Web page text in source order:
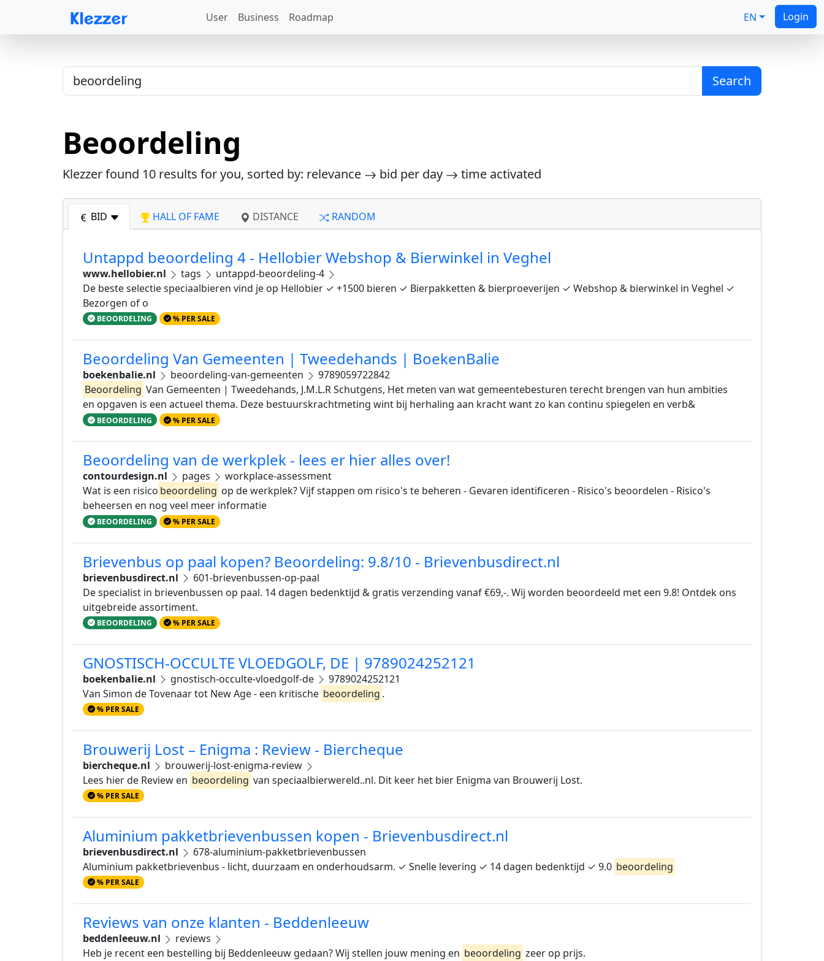
User Business Roadmap EN Login
Search
Beoordeling
Klezzer found 10 results for you, sorted by: relevance bid per day time activated
BID HALL OF FAME DISTANCE RANDOM
Untappd beoordeling 4 - Hellobier Webshop & Bierwinkel in Veghel
www.hellobier.nl tags
untappd-beoordeling-4
De beste selectie speciaalbieren vind je op Hellobier ✓ +1500 bieren ✓ Bierpakketten & bierproeverijen ✓ Webshop & bierwinkel in Veghel ✓
Bezorgen of o
BEOORDELING % PER SALE
Beoordeling Van Gemeenten | Tweedehands | BoekenBalie
boekenbalie.nl beoordeling-van-gemeenten
9789059722842
Beoordeling Van Gemeenten | Tweedehands, J.M.L.R Schutgens, Het meten van wat gemeentebesturen terecht brengen van hun ambities
en opgaven is een actueel thema. Deze bestuurskrachtmeting wint bij herhaling aan kracht want zo kan continu spiegelen en verb&
BEOORDELING % PER SALE
Beoordeling van de werkplek - lees er hier alles over!
contourdesign.nl pages
workplace-assessment
Wat is een risico beoordeling op de werkplek? Vijf stappen om risico's te beheren - Gevaren identificeren - Risico's beoordelen - Risico's
beheersen en nog veel meer informatie
BEOORDELING % PER SALE
Brievenbus op paal kopen? Beoordeling: 9.8/10 - Brievenbusdirect.nl
brievenbusdirect.nl
601-brievenbussen-op-paal
De specialist in brievenbussen op paal. 14 dagen bedenktijd & gratis verzending vanaf €69,-. Wij worden beoordeeld met een 9.8! Ontdek ons
uitgebreide assortiment.
BEOORDELING % PER SALE
GNOSTISCH-OCCULTE VLOEDGOLF, DE | 9789024252121
boekenbalie.nl gnostisch-occulte-vloedgolf-de
9789024252121
Van Simon de Tovenaar tot New Age - een kritische beoordeling .
% PER SALE
Brouwerij Lost – Enigma : Review - Biercheque
biercheque.nl
brouwerij-lost-enigma-review
Lees hier de Review en beoordeling van speciaalbierwereld..nl. Dit keer het bier Enigma van Brouwerij Lost.
% PER SALE
Aluminium pakketbrievenbussen kopen - Brievenbusdirect.nl
brievenbusdirect.nl
678-aluminium-pakketbrievenbussen
Aluminium pakketbrievenbus - licht, duurzaam en onderhoudsarm. ✓ Snelle levering ✓ 14 dagen bedenktijd ✓ 9.0 beoordeling
% PER SALE
Reviews van onze klanten - Beddenleeuw
beddenleeuw.nl
reviews
Heb je recent een bestelling bij Beddenleeuw gedaan? Wij stellen jouw mening en beoordeling zeer op prijs.